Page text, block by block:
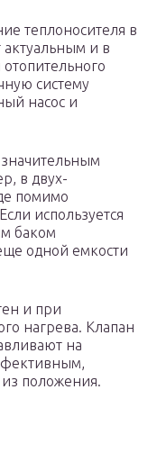
теплоносителя в
актуальным и в
систему
насос и
в двух-
помимо
используется
баком
одной емкости
и при
нагрева. Клапан
на
положения.